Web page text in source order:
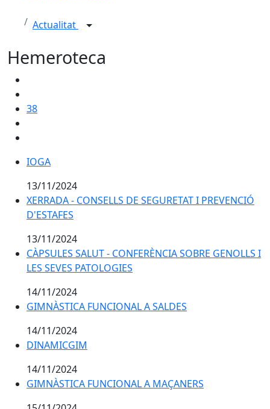
Actualitat
Hemeroteca
38
IOGA
IOGA
13/11/2024
XERRADA - CONSELLS DE SEGURETAT I PREVENCIÓ
D'ESTAFES
XERRADA - CONSELLS DE SEGURETAT I PREVENCIÓ
D'ESTAFES
13/11/2024
CÀPSULES SALUT - CONFERÈNCIA SOBRE GENOLLS I
LES SEVES PATOLOGIES
14/11/2024
GIMNÀSTICA FUNCIONAL A SALDES
GIMNÀSTICA FUNCIONAL A SALDES
14/11/2024
DINAMICGIM
DINAMICGIM
14/11/2024
GIMNÀSTICA FUNCIONAL A MAÇANERS
GIMNÀSTICA FUNCIONAL A MAÇANERS